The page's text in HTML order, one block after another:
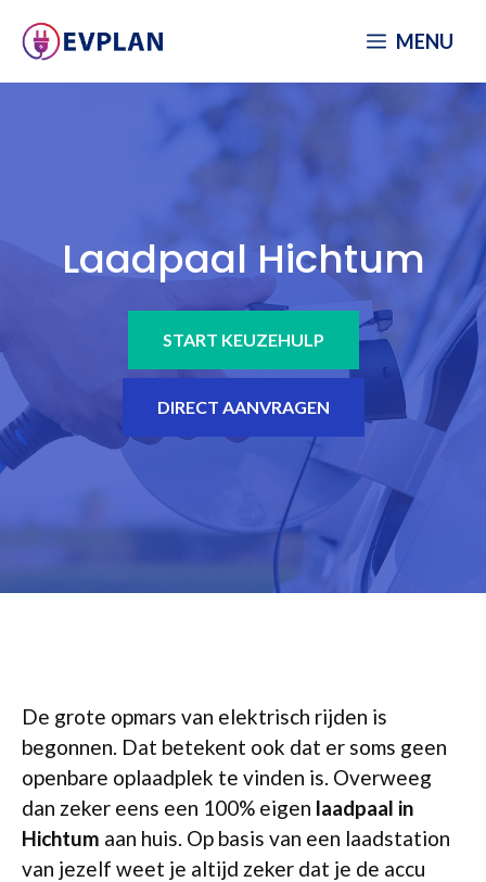
naar
MENU
Laadpaal Hichtum
START KEUZEHULP
DIRECT AANVRAGEN
De grote opmars van elektrisch rijden is
begonnen. Dat betekent ook dat er soms geen
openbare oplaadplek te vinden is. Overweeg
dan zeker eens een 100% eigen laadpaal in
Hichtum aan huis. Op basis van een laadstation
van jezelf weet je altijd zeker dat je de accu